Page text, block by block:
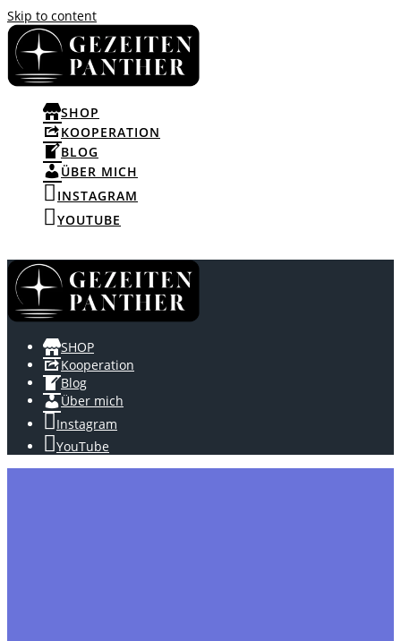
Skip to content
SHOP
KOOPERATION
BLOG
ÜBER MICH
INSTAGRAM
YOUTUBE
SHOP
Kooperation
Blog
Über mich
Instagram
YouTube